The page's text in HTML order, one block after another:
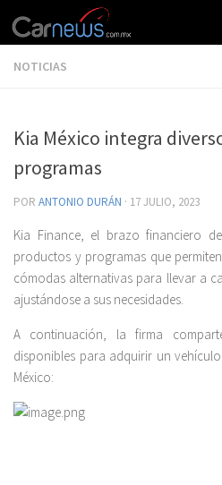
NOTICIAS
Kia México integra
programas
POR ANTONIO DURÁN · 17 JULIO, 2023
Kia Finance, el brazo financiero
productos y programas que
cómodas alternativas para llevar a
ajustándose a sus necesidades.
A continuación, la firma
disponibles para adquirir un
México: